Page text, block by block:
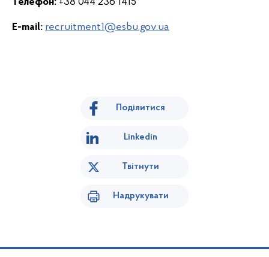
E-mail: recruitment1@esbu.gov.ua
Поділитися
Linkedin
Твітнути
Надрукувати